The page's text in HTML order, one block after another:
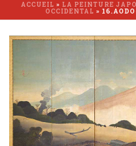
ACCUEIL » LA PEINTURE
OCCIDENTAL »